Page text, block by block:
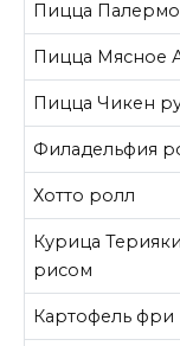
Пицца
Пицца Мясное
Пицца Чикен
Филадельфия
Хотто ролл
Курица
рисом
Картофель фри